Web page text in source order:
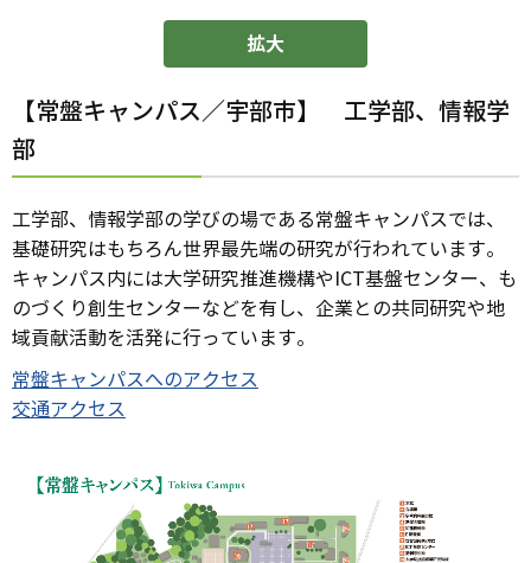
拡大
【常盤キャンパス／宇部市】 工学部、情報学
部
工学部、情報学部の学びの場である常盤キャンパスでは、
基礎研究はもちろん世界最先端の研究が行われています。
キャンパス内には大学研究推進機構やICT基盤センター、も
のづくり創生センターなどを有し、企業との共同研究や地
域貢献活動を活発に行っています。
常盤キャンパスへのアクセス
交通アクセス